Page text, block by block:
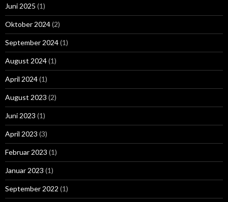
Juni 2025 (1)
Oktober 2024(2)
September 2024(1)
August 2024(1)
April 2024(1)
August 2023 (2)
Juni 2023 (1)
April 2023 (3)
Februar 2023 (1)
Januar 2023 (1)
September 2022 (1)